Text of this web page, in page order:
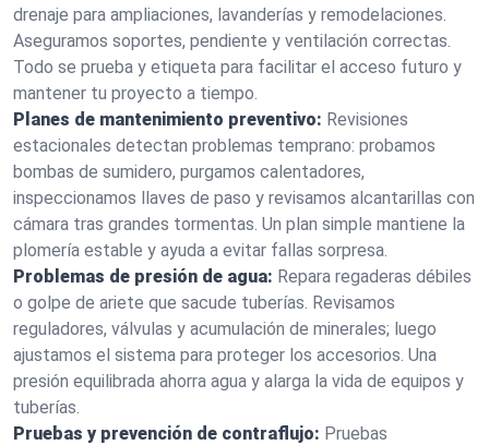
drenaje para ampliaciones, lavanderías y remodelaciones.
Aseguramos soportes, pendiente y ventilación correctas.
Todo se prueba y etiqueta para facilitar el acceso futuro y
mantener tu proyecto a tiempo.
Planes de mantenimiento preventivo: Revisiones
estacionales detectan problemas temprano: probamos
bombas de sumidero, purgamos calentadores,
inspeccionamos llaves de paso y revisamos alcantarillas con
cámara tras grandes tormentas. Un plan simple mantiene la
plomería estable y ayuda a evitar fallas sorpresa.
Problemas de presión de agua: Repara regaderas débiles
o golpe de ariete que sacude tuberías. Revisamos
reguladores, válvulas y acumulación de minerales; luego
ajustamos el sistema para proteger los accesorios. Una
presión equilibrada ahorra agua y alarga la vida de equipos y
tuberías.
Pruebas y prevención de contraflujo: Pruebas